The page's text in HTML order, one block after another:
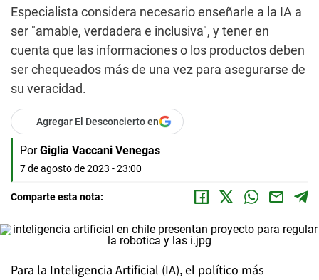
Especialista considera necesario enseñarle a la IA a
ser "amable, verdadera e inclusiva", y tener en
cuenta que las informaciones o los productos deben
ser chequeados más de una vez para asegurarse de
su veracidad.
Agregar El Desconcierto en
Por Giglia Vaccani Venegas
7 de agosto de 2023 - 23:00
Comparte esta nota:
Para la Inteligencia Artificial (IA), el político más